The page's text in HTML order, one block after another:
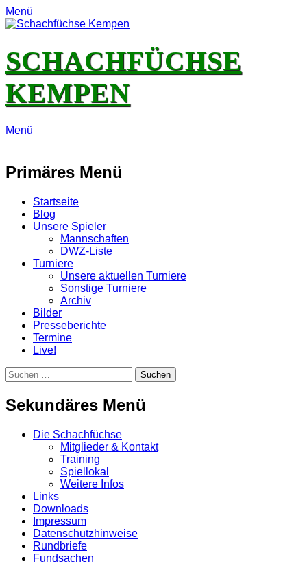
Menü
SCHACHFÜCHSE
KEMPEN
Menü
Primäres Menü
Zum
Inhalt
springen
Startseite
Blog
Unsere Spieler
Mannschaften
DWZ-Liste
Turniere
Unsere aktuellen Turniere
Sonstige Turniere
Archiv
Bilder
Presseberichte
Termine
Live!
Suchen
Suchen
nach:
Sekundäres Menü
Zum
Die Schachfüchse
Mitglieder & Kontakt
Training
Spiellokal
Weitere Infos
Links
Downloads
Impressum
Datenschutzhinweise
Rundbriefe
Fundsachen